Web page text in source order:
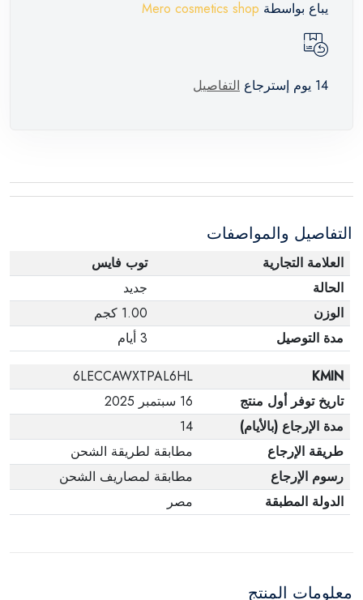
يباع بواسطة Mero cosmetics shop
14 يوم إسترجاع التفاصيل
التفاصيل والمواصفات
العلامة التجارية
توب فايس
الحالة
جديد
الوزن
1.00 كجم
مدة التوصيل
3 أيام
KMIN
6LECCAWXTPAL6HL
تاريخ توفر أول منتج
16 سبتمبر 2025
مدة الإرجاع (بالأيام)
14
طريقة الإرجاع
مطابقة لطريقة الشحن
رسوم الإرجاع
مطابقة لمصاريف الشحن
الدولة المطبقة
مصر
معلومات المنتج